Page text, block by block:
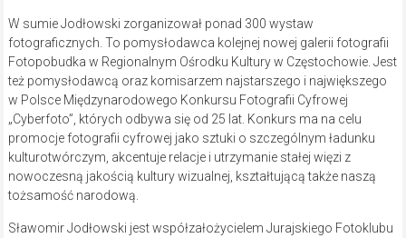
W sumie Jodłowski zorganizował ponad 300 wystaw
fotograficznych. To pomysłodawca kolejnej nowej galerii fotografii
Fotopobudka w Regionalnym Ośrodku Kultury w Częstochowie. Jest
też pomysłodawcą oraz komisarzem najstarszego i największego
w Polsce Międzynarodowego Konkursu Fotografii Cyfrowej
„Cyberfoto”, których odbywa się od 25 lat. Konkurs ma na celu
promocje fotografii cyfrowej jako sztuki o szczególnym ładunku
kulturotwórczym, akcentuje relacje i utrzymanie stałej więzi z
nowoczesną jakością kultury wizualnej, kształtującą także naszą
tożsamość narodową.
Sławomir Jodłowski jest współzałożycielem Jurajskiego Fotoklubu